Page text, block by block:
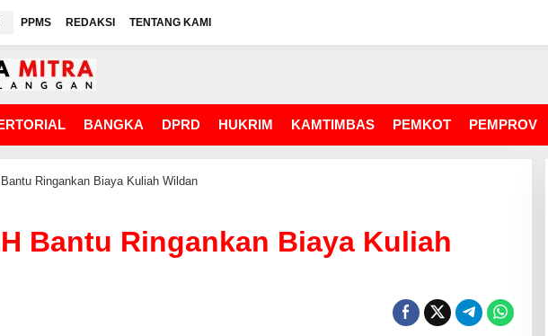
PPMS REDAKSI TENTANG KAMI
BANGKA DPRD HUKRIM KAMTIMBAS PEMKOT PEMPROV
Ringankan Biaya Kuliah Wildan
Bantu Ringankan Biaya Kuliah